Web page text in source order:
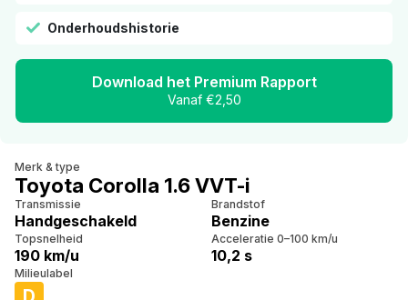
Onderhoudshistorie
Download het Premium Rapport
Vanaf €2,50
Merk & type
Toyota Corolla 1.6 VVT-i
Transmissie
Handgeschakeld
Brandstof
Benzine
Topsnelheid
190 km/u
Acceleratie 0–100 km/u
10,2 s
Milieulabel